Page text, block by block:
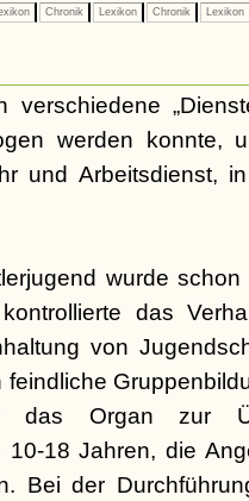
Chronik Lexikon Chronik Lexikon
verschiedene
werden konnte,
und Arbeitsdienst,
wurde
das
von
das Organ zur
18 Jahren, die
Bei der